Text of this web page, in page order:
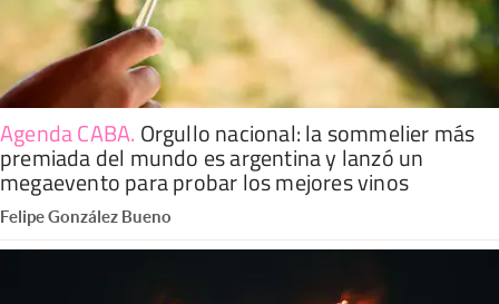
Agenda CABA. Orgullo nacional: la sommelier más
premiada del mundo es argentina y lanzó un
megaevento para probar los mejores vinos
Felipe González Bueno